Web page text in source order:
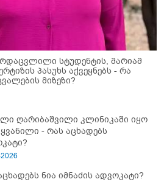
სტუდენტის, მარიამ
პასუხს აქვეყნებს - რა
მიზეზი?
ღარიბაშვილი კლინიკაში იყო
- რას აცხადებს
ნია იმნაძის ადვოკატი?